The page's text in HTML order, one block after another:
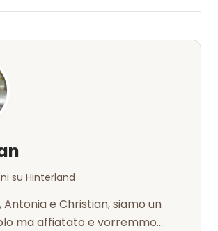
su Hinterland
Antonia e Christian, siamo un
ma affiatato e vorremmo